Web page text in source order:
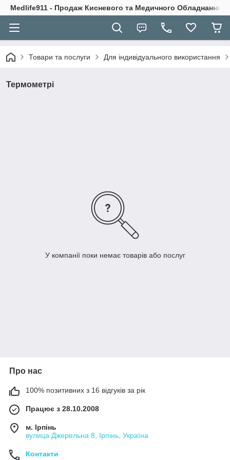
Medlife911 - Продаж Кисневого та Медичного Обладнання
Товари та послуги Для індивідуального використання
Термометрі
У компанії поки немає товарів або послуг
Про нас
100% позитивних з 16 відгуків за рік
Працює з 28.10.2008
м. Ірпінь
вулица Джерельна 8, Ірпінь, Україна
Контакти